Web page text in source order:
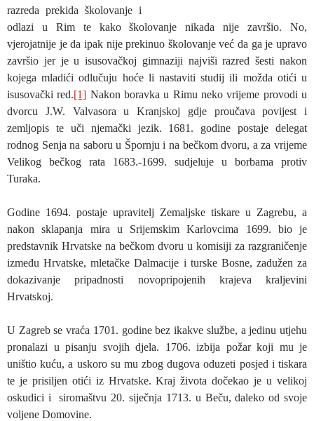
razreda prekida školovanje i
odlazi u Rim te kako školovanje nikada nije završio. No,
vjerojatnije je da ipak nije prekinuo školovanje već da ga je upravo
završio jer je u isusovačkoj gimnaziji najviši razred šesti nakon
kojega mladići odlučuju hoće li nastaviti studij ili možda otići u
isusovački red.[1] Nakon boravka u Rimu neko vrijeme provodi u
dvorcu J.W. Valvasora u Kranjskoj gdje proučava povijest i
zemljopis te uči njemački jezik. 1681. godine postaje delegat
rodnog Senja na saboru u Špornju i na bečkom dvoru, a za vrijeme
Velikog bečkog rata 1683.-1699. sudjeluje u borbama protiv
Turaka.
Godine 1694. postaje upravitelj Zemaljske tiskare u Zagrebu, a
nakon sklapanja mira u Srijemskim Karlovcima 1699. bio je
predstavnik Hrvatske na bečkom dvoru u komisiji za razgraničenje
između Hrvatske, mletačke Dalmacije i turske Bosne, zadužen za
dokazivanje pripadnosti novopripojenih krajeva kraljevini
Hrvatskoj.
U Zagreb se vraća 1701. godine bez ikakve službe, a jedinu utjehu
pronalazi u pisanju svojih djela. 1706. izbija požar koji mu je
uništio kuću, a uskoro su mu zbog dugova oduzeti posjed i tiskara
te je prisiljen otići iz Hrvatske. Kraj života dočekao je u velikoj
oskudici i siromaštvu 20. siječnja 1713. u Beču, daleko od svoje
voljene Domovine.